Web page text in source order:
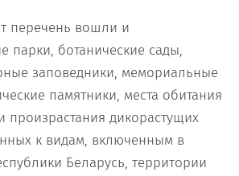
перечень вошли и
парки, ботанические сады,
заповедники, мемориальные
памятники, места обитания
произрастания дикорастущих
к видам, включенным в
Беларусь, территории